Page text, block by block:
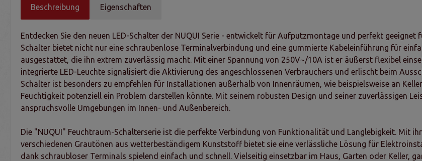
Beschreibung Eigenschaften
Entdecken Sie den neuen LED-Schalter der NUQUI Serie - entwickelt für Aufputzmontage und perfekt
Schalter bietet nicht nur eine schraubenlose Terminalverbindung und eine gummierte Kabeleinführung für
ausgestattet, die ihn extrem zuverlässig macht. Mit einer Spannung von 250V~/10A ist er äußerst flexibel
integrierte LED-Leuchte signalisiert die Aktivierung des angeschlossenen Verbrauchers und erlischt beim
Schalter ist besonders zu empfehlen für Installationen außerhalb von Innenräumen, wie beispielsweise an
Feuchtigkeit potenziell ein Problem darstellen könnte. Mit seinem robusten Design und seiner zuverlässigen
anspruchsvolle Umgebungen im Innen- und Außenbereich.
Die "NUQUI" Feuchtraum-Schalterserie ist die perfekte Verbindung von Funktionalität und Langlebigkeit. Mit
verschiedenen Grautönen aus wetterbeständigem Kunststoff bietet sie eine verlässliche Lösung für
dank schraubloser Terminals spielend einfach und schnell. Vielseitig einsetzbar im Haus, Garten oder Keller,